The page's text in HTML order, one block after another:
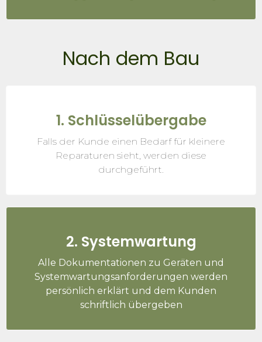
Nach dem Bau
1. Schlüsselübergabe
Falls der Kunde einen Bedarf für kleinere
Reparaturen sieht, werden diese
durchgeführt.
2. Systemwartung
Alle Dokumentationen zu Geräten und
Systemwartungsanforderungen werden
persönlich erklärt und dem Kunden
schriftlich übergeben